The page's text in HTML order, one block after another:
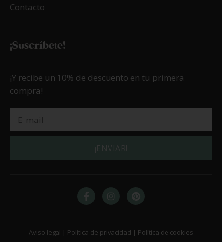
Contacto
¡Suscríbete!
¡Y recibe un 10% de descuento en tu primera
compra!
¡ENVIAR!
Aviso legal | Política de privacidad | Política de cookies